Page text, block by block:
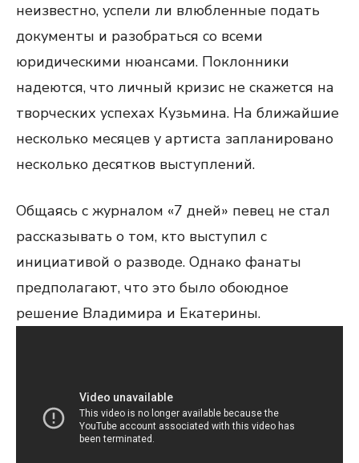
неизвестно, успели ли влюбленные подать
документы и разобраться со всеми
юридическими нюансами. Поклонники
надеются, что личный кризис не скажется на
творческих успехах Кузьмина. На ближайшие
несколько месяцев у артиста запланировано
несколько десятков выступлений.
Общаясь с журналом «7 дней» певец не стал
рассказывать о том, кто выступил с
инициативой о разводе. Однако фанаты
предполагают, что это было обоюдное
решение Владимира и Екатерины.